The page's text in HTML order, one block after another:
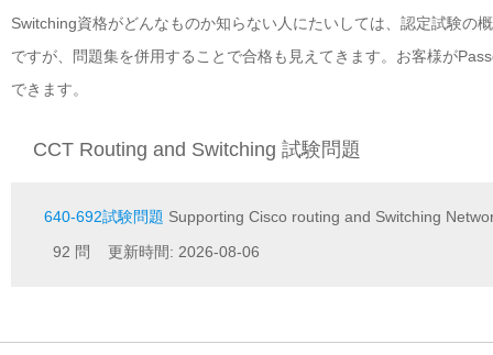
Switching資格がどんなものか知らない人にたいしては、認定試験の
ですが、問題集を併用することで合格も見えてきます。お客様が
できます。
CCT Routing and Switching 試験問題
640-692試験問題 Supporting Cisco routing and Switching
92 問 更新時間: 2026-08-06